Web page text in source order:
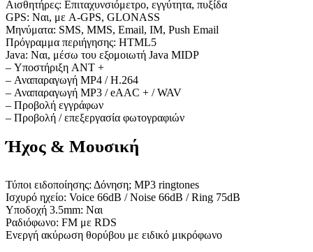
Αισθητήρες: Επιταχυνσιόμετρο, εγγύτητα, πυξίδα
GPS: Ναι, με A-GPS, GLONASS
Μηνύματα: SMS, MMS, Email, IM, Push Email
Πρόγραμμα περιήγησης: HTML5
Java: Ναι, μέσω του εξομοιωτή Java MIDP
– Υποστήριξη ANT +
– Αναπαραγωγή MP4 / H.264
– Αναπαραγωγή MP3 / eAAC + / WAV
– Προβολή εγγράφων
– Προβολή / επεξεργασία φωτογραφιών
Ήχος & Μουσική
Τύποι ειδοποίησης: Δόνηση; MP3 ringtones
Ισχυρό ηχείο: Voice 66dB / Noise 66dB / Ring 75dB
Υποδοχή 3.5mm: Ναι
Ραδιόφωνο: FM με RDS
Ενεργή ακύρωση θορύβου με ειδικό μικρόφωνο